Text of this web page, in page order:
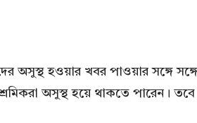
হওয়ার খবর পাওয়ার সঙ্গে সঙ্গে
অসুস্থ হয়ে থাকতে পারেন।